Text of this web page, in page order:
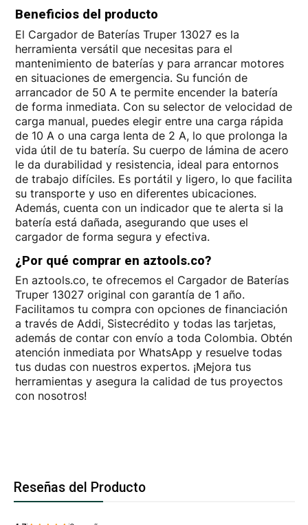
Beneficios del producto
El Cargador de Baterías Truper 13027 es la
herramienta versátil que necesitas para el
mantenimiento de baterías y para arrancar motores
en situaciones de emergencia. Su función de
arrancador de 50 A te permite encender la batería
de forma inmediata. Con su selector de velocidad de
carga manual, puedes elegir entre una carga rápida
de 10 A o una carga lenta de 2 A, lo que prolonga la
vida útil de tu batería. Su cuerpo de lámina de acero
le da durabilidad y resistencia, ideal para entornos
de trabajo difíciles. Es portátil y ligero, lo que facilita
su transporte y uso en diferentes ubicaciones.
Además, cuenta con un indicador que te alerta si la
batería está dañada, asegurando que uses el
cargador de forma segura y efectiva.
¿Por qué comprar en aztools.co?
En aztools.co, te ofrecemos el Cargador de Baterías
Truper 13027 original con garantía de 1 año.
Facilitamos tu compra con opciones de financiación
a través de Addi, Sistecrédito y todas las tarjetas,
además de contar con envío a toda Colombia. Obtén
atención inmediata por WhatsApp y resuelve todas
tus dudas con nuestros expertos. ¡Mejora tus
herramientas y asegura la calidad de tus proyectos
con nosotros!
Reseñas del Producto